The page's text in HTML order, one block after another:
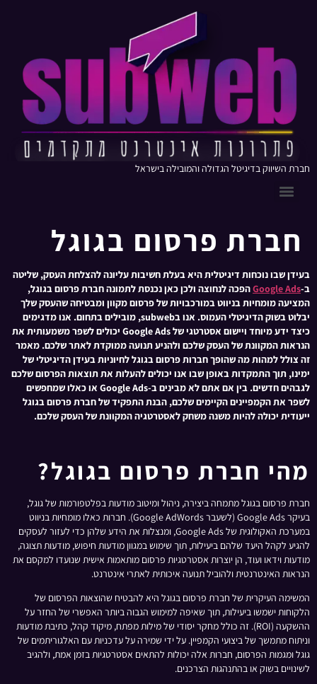
חברת השיווק בדיגיטל הגדולה והמובילה בישראל
חברת פרסום בגוגל
בעידן שבו נוכחות דיגיטלית היא בעלת חשיבות עליונה להצלחת העסק, שליטה
ב-Google Adsהפכה לנחוצה ולכן כאן נכנסת לתמונה חברת פרסום בגוגל,
המציעה מומחיות בניווט במורכבויות של פרסום מקוון ומבטיחה שהעסק שלך
יבלוט בשוק הדיגיטלי העמוס. אנו בsubweb, מובילים בתחום. אנו מדגימים
כיצד ידע מיוחד ויישום אסטרטגי של Google Ads יכולים לשפר משמעותית את
הנראות המקוונת של העסק שלכם ולהניע תנועה ממוקדת לאתר שלכם. מאמר
זה צולל למהות מה שהופך חברות פרסום בגוגל לחיוניות בעידן הדיגיטלי של
ימינו, תוך התמקדות באופן שבו אנו יכולים להעלות את תוצאות הפרסום שלכם
לגבהים חדשים. בין אם אתם לא מבינים ב-Google Ads או כאלו שמחפשים
לשפר את הקמפיינים הקיימים שלכם, הבנת התפקיד של חברת פרסום בגוגל
ייעודית יכולה להיות משנה משחק לאסטרטגיה המקוונת של העסק שלכם.
מהי חברת פרסום בגוגל?
חברת פרסום בגוגל מתמחה ביצירה, ניהול ומיטוב מודעות בפלטפורמות של גוגל,
בעיקר Google Ads (לשעבר Google AdWords). חברות כאלו מומחיות בניווט
במערכת האקולוגית של Google Ads, ומנצלות את הידע שלהן כדי לעזור לעסקים
להגיע לקהל היעד שלהם ביעילות, תוך שימוש במגוון מודעות חיפוש, מודעות תצוגה,
מודעות וידאו ועוד, הן יוצרות אסטרטגיות פרסום מותאמות אישית שנועדו למקסם את
הנראות האינטרנטית ולהוביל תנועה איכותית לאתרי אינטרנט.
המשימה העיקרית של חברת פרסום בגוגל היא להבטיח שהוצאות הפרסום של
הלקוחות ישמשו ביעילות, תוך שאיפה למימוש הגבוה ביותר האפשרי של החזר על
ההשקעה (ROI). זה כולל מחקר יסודי של מילות מפתח, מיקוד קהל, כתיבת מודעות
וניתוח מתמשך של ביצועי הקמפיין. על ידי שמירה על עדכניות עם האלגוריתמים של
גוגל ומגמות הפרסום, חברות אלה יכולות להתאים אסטרטגיות בזמן אמת, ולהגיב
לשינויים בשוק או בהתנהגות הצרכנים.